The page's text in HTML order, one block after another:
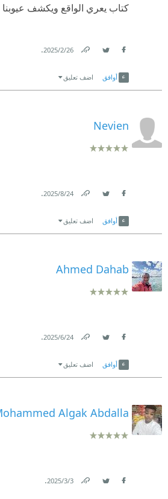
كتاب يعري الواقع ويكشف عيوبنا
26‏/2‏/2025
.
أوافق اضف تعليق
Nevien
24‏/8‏/2025
.
أوافق اضف تعليق
Ahmed Dahab
24‏/6‏/2025
.
أوافق اضف تعليق
Algak Abdalla
3‏/3‏/2025
.